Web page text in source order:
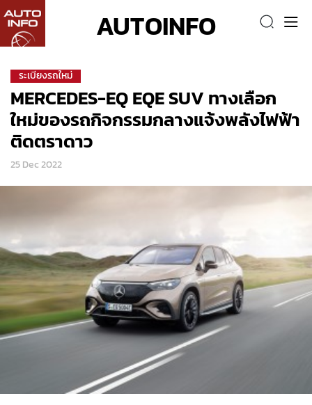
AUTOINFO
ระเบียงรถใหม่
MERCEDES-EQ EQE SUV ทางเลือก
ใหม่ของรถกิจกรรมกลางแจ้งพลังไฟฟ้า
ติดตราดาว
25 Dec 2022